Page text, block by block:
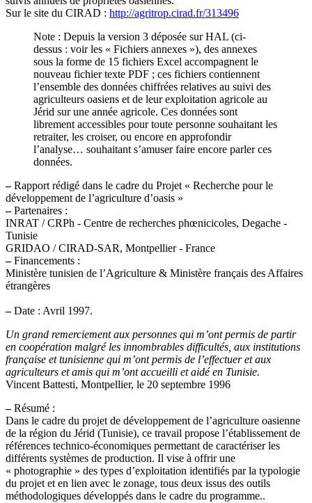
Sur le site du CIRAD : http://agritrop.cirad.fr/313496
Note : Depuis la version 3 déposée sur HAL (ci-
dessus : voir les « Fichiers annexes »), des annexes
sous la forme de 15 fichiers Excel accompagnent le
nouveau fichier texte PDF ; ces fichiers contiennent
l’ensemble des données chiffrées relatives au suivi des
agriculteurs oasiens et de leur exploitation agricole au
Jérid sur une année agricole. Ces données sont
librement accessibles pour toute personne souhaitant les
retraiter, les croiser, ou encore en approfondir
l’analyse… souhaitant s’amuser faire encore parler ces
données.
–Rapport rédigé dans le cadre du Projet « Recherche pour le
développement de l’agriculture d’oasis »
–Partenaires :
INRAT / CRPh - Centre de recherches phœnicicoles, Degache -
Tunisie
GRIDAO / CIRAD-SAR, Montpellier - France
–Financements :
Ministère tunisien de l’Agriculture & Ministère français des Affaires
étrangères
–Date : Avril 1997.
Un grand remerciement aux personnes qui m’ont permis de partir
en coopération malgré les innombrables difficultés, aux institutions
française et tunisienne qui m’ont permis de l’effectuer et aux
agriculteurs et amis qui m’ont accueilli et aidé en Tunisie.
Vincent Battesti, Montpellier, le 20 septembre 1996
–Résumé :
Dans le cadre du projet de développement de l’agriculture oasienne
de la région du Jérid (Tunisie), ce travail propose l’établissement de
références technico-économiques permettant de caractériser les
différents systèmes de production. Il vise à offrir une
« photographie » des types d’exploitation identifiés par la typologie
du projet et en lien avec le zonage, tous deux issus des outils
méthodologiques développés dans le cadre du programme..